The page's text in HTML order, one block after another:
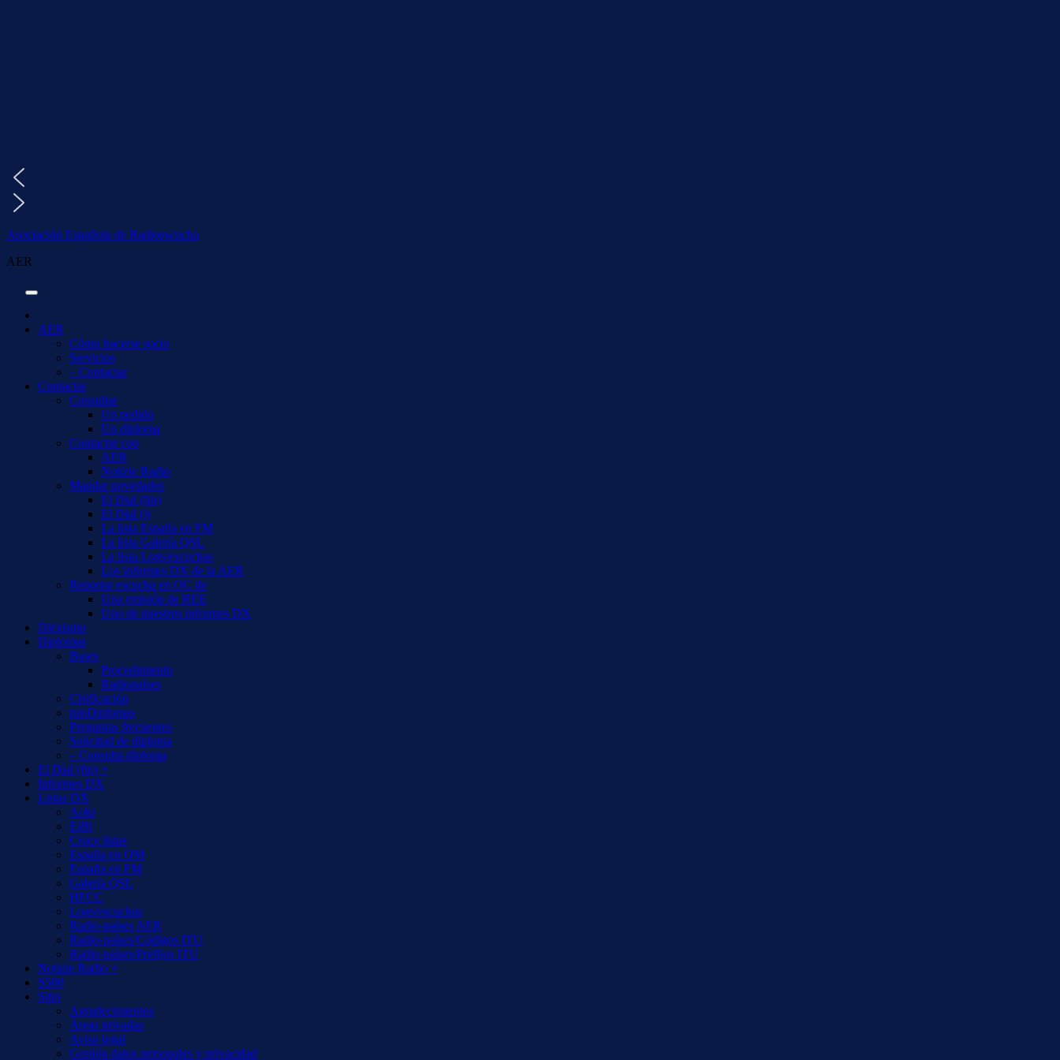
Asociación Española de Radioescucha
AER
AER
Cómo hacerse socio
Servicios
– Contactar
Contactar
Consultar
Un pedido
Un diploma
Contactar con
AER
Notizie Radio
Mandar novedades
El Dial (fm)
El Dial (i)
La lista España en FM
La lista Galería QSL
La lista Logs/escuchas
Los informes DX de la AER
Reportar escucha en OC de
Una emisión de REE
Uno de nuestros informes DX
Diexismo
Diplomas
Bases
Procedimiento
Radiopaíses
Clsificación
misDiplomas
Preguntas frecuentes
Solicitud de diploma
– Consulta diploma
El Dial (fm) +
Informes DX
Listas DX
Aoki
EiBi
Cruce listas
España en OM
España en FM
Galería QSL
HFCC
Logs/escuchas
Radio-países AER
Radio-países/Códigos ITU
Radio-países/Prefijos ITU
Notizie Radio +
S500
Sitio
Agradecimientos
Áreas privadas
Aviso legal
Gestión datos personales y privacidad